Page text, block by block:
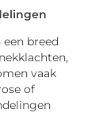
breed
vaak
of